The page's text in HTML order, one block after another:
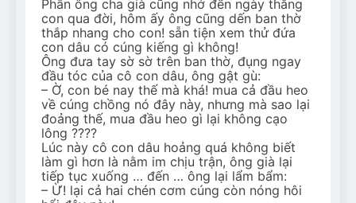
Phần ông cha già cũng nhớ đến ngày thằng
con qua đời, hôm ấy ông cũng dến ban thờ
thắp nhang cho con! sẵn tiện xem thử đứa
con dâu có cúng kiếng gì không!
Ông đưa tay sờ sờ trên ban thờ, đụng ngay
đầu tóc của cô con dâu, ông gật gù:
– Ờ, con bé nay thế mà khá! mua cả đầu heo
về cúng chồng nó đây này, nhưng mà sao lại
đoảng thế, mua đầu heo gì lại không cạo
lông ????
Lúc này cô con dâu hoảng quá không biết
làm gì hơn là nằm im chịu trận, ông già lại
tiếp tục xuống … đến … ông lại lẩm bẩm:
– Ừ! lại cả hai chén cơm cúng còn nóng hôi